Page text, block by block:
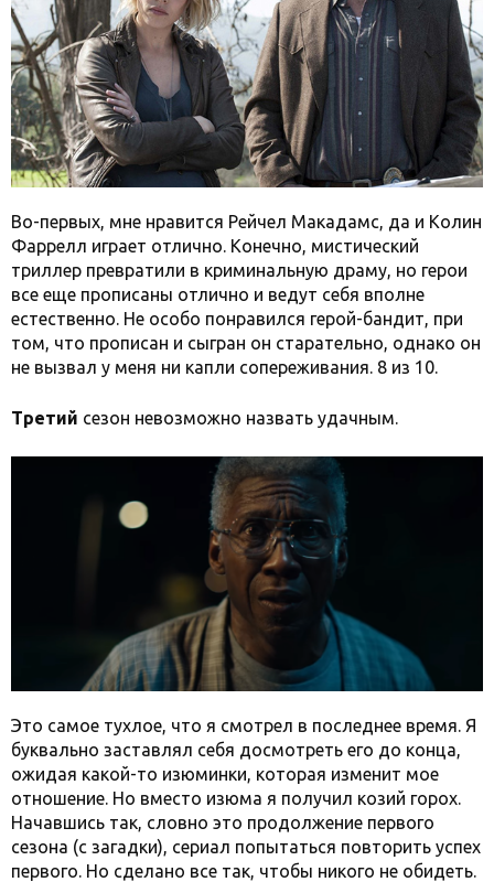
Во-первых, мне нравится Рейчел Макадамс, да и Колин
Фаррелл играет отлично. Конечно, мистический
триллер превратили в криминальную драму, но герои
все еще прописаны отлично и ведут себя вполне
естественно. Не особо понравился герой-бандит, при
том, что прописан и сыгран он старательно, однако он
не вызвал у меня ни капли сопереживания. 8 из 10.
Третий сезон невозможно назвать удачным.
Это самое тухлое, что я смотрел в последнее время. Я
буквально заставлял себя досмотреть его до конца,
ожидая какой-то изюминки, которая изменит мое
отношение. Но вместо изюма я получил козий горох.
Начавшись так, словно это продолжение первого
сезона (с загадки), сериал попытаться повторить успех
первого. Но сделано все так, чтобы никого не обидеть.